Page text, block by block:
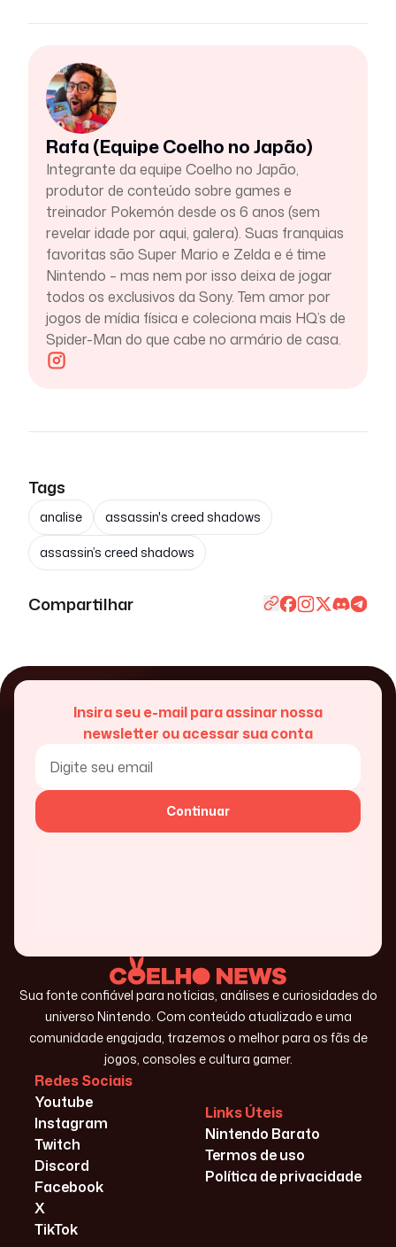
Rafa (Equipe Coelho no Japão)
Integrante da equipe Coelho no Japão,
produtor de conteúdo sobre games e
treinador Pokemón desde os 6 anos (sem
revelar idade por aqui, galera). Suas franquias
favoritas são Super Mario e Zelda e é time
Nintendo – mas nem por isso deixa de jogar
todos os exclusivos da Sony. Tem amor por
jogos de mídia física e coleciona mais HQ’s de
Spider-Man do que cabe no armário de casa.
Tags
analise assassin's creed shadows
assassin’s creed shadows
Compartilhar
Insira seu e-mail para assinar nossa
newsletter ou acessar sua conta
Continuar
Sua fonte confiável para notícias, análises e curiosidades do
universo Nintendo. Com conteúdo atualizado e uma
comunidade engajada, trazemos o melhor para os fãs de
jogos, consoles e cultura gamer.
Redes Sociais
Youtube
Instagram
Twitch
Discord
Facebook
X
TikTok
Links Úteis
Nintendo Barato
Termos de uso
Política de privacidade